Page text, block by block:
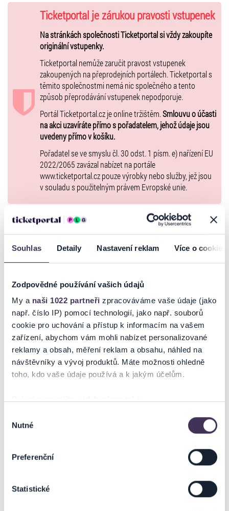
Souhlas Detaily Nastavení reklam Více o cookies
Zodpovědné používání vašich údajů
My a naši 1022 partneři zpracováváme vaše údaje (jako
např. číslo IP) pomocí technologií, jako např. souborů
cookie pro uchování a přístup k informacím na vašem
zařízení, abychom vám mohli nabízet personalizované
reklamy a obsah, měření reklam a obsahu, náhled na
návštěvníky a vývoj produktů. Máte možnosti ohledně
toho, kdo vaše údaje používá a k jakým účelům.
které mohou být přesné na několik metrů
skenování pro konkrétní charakteristiky (otisk prstu)
Zjistěte více o tom, jak zpracováváme vaše osobní
Svůj souhlas můžete kdykoliv změnit nebo odvolat v
souhlasu
Nutné
Preferenční
Statistické
Technici
Martin Svoboda
Kostymérky
Helena Konarovská, Petra MasopustováHana Somsová
Caroline se jednoho dne z dlouhé chvíle začte do rozpracovaného
románu svého muže, úspěšného prozaika Guillauma, a nevěří svým
očím. Hrdina románu o nemanželském poměru stárnoucího muže
s mladou atraktivní dívkou se povážlivě podobá samotnému
autorovi. A dokonce tuší, o kterou dívku
by se mohlo jednat. Na večeři s přáteli Ericem a Sylvií se rozhodne
manžela se svým podezřením konfrontovat. Navodí tím vzrušující
atmosféru s dějem překvapivých zvratů a choulostivých odhalení.
Život a umění od sebe totiž mohou opisovat navzájem.
Uvádíme v české premiéře.
Komedii Jeana-Françoise Crose (originální název Le Fantasme)
uvádíme v české premiéře. V Paříži měla premiéru na podzim 2022 ve
vynikající inscenaci v Comédie des Champs-Élysées.
Jean-François Cros se narodil roku 1976 v horském městě Annecy.
Je to úspěšný divadelní, televizní a filmový herec a velice obsazovaný
dabér. Za hru Hier est un autre jour !, kterou napsal společně se
Sylvainem Meyniacem, byl nominován na prestižní cenu Molière za
nejlepší komedii.
Ticketportal je zárukou pravosti vstupenek
Na stránkách společnosti Ticketportal si vždy zakoupíte
originální vstupenky.
Ticketportal nemůže zaručit pravost vstupenek
zakoupených na přeprodejních portálech. Ticketportal s
těmito společnostmi nemá nic společného a tento
způsob přeprodávání vstupenek nepodporuje.
Portál Ticketportal.cz je online tržištěm.Smlouvu o účasti
na akci uzavíráte přímo s pořadatelem, jehož údaje jsou
uvedeny přímo v košíku.
Pořadatel se ve smyslu čl. 30 odst. 1 písm. e) nařízení EU
2022/2065 zavázal nabízet na portále
www.ticketportal.cz pouze výrobky nebo služby, jež jsou
v souladu s použitelným právem Evropské unie.
GALERIE